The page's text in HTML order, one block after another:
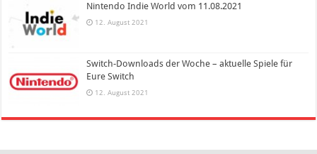
Nintendo Indie World vom 11.08.2021
12. August 2021
Switch-Downloads der Woche – aktuelle Spiele für
Eure Switch
12. August 2021